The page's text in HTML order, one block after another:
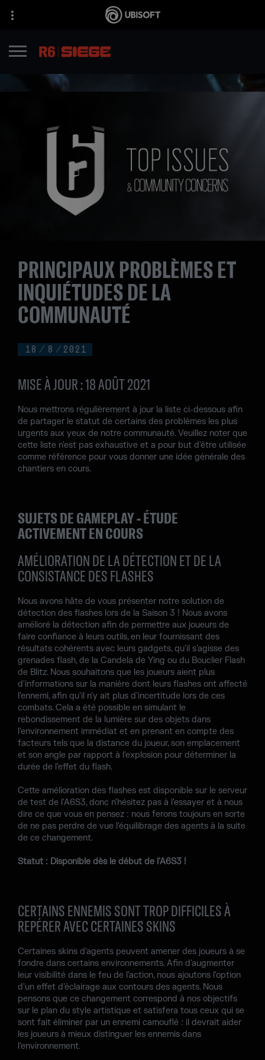
18 / 8 / 2021
PRINCIPAUX PROBLÈMES ET
INQUIÉTUDES DE LA
COMMUNAUTÉ
MISE À JOUR : 18 AOÛT 2021
Nous mettrons régulièrement à jour la liste ci-dessous afin
de partager le statut de certains des problèmes les plus
urgents aux yeux de notre communauté. Veuillez noter que
cette liste n'est pas exhaustive et a pour but d'être utilisée
comme référence pour vous donner une idée générale des
chantiers en cours.
SUJETS DE GAMEPLAY - ÉTUDE
ACTIVEMENT EN COURS
AMÉLIORATION DE LA DÉTECTION ET DE LA
CONSISTANCE DES FLASHES
Nous avons hâte de vous présenter notre solution de
détection des flashes lors de la Saison 3 ! Nous avons
amélioré la détection afin de permettre aux joueurs de
faire confiance à leurs outils, en leur fournissant des
résultats cohérents avec leurs gadgets, qu'il s'agisse des
grenades flash, de la Candela de Ying ou du Bouclier Flash
de Blitz. Nous souhaitons que les joueurs aient plus
d'informations sur la manière dont leurs flashes ont affecté
l'ennemi, afin qu'il n'y ait plus d'incertitude lors de ces
combats. Cela a été possible en simulant le
rebondissement de la lumière sur des objets dans
l'environnement immédiat et en prenant en compte des
facteurs tels que la distance du joueur, son emplacement
et son angle par rapport à l'explosion pour déterminer la
durée de l'effet du flash.
Cette amélioration des flashes est disponible sur le serveur
de test de l'A6S3, donc n'hésitez pas à l'essayer et à nous
dire ce que vous en pensez : nous ferons toujours en sorte
de ne pas perdre de vue l'équilibrage des agents à la suite
de ce changement.
Statut : Disponible dès le début de l'A6S3 !
CERTAINS ENNEMIS SONT TROP DIFFICILES À
REPÉRER AVEC CERTAINES SKINS
Certaines skins d'agents peuvent amener des joueurs à se
fondre dans certains environnements. Afin d'augmenter
leur visibilité dans le feu de l'action, nous ajoutons l'option
d'un effet d'éclairage aux contours des agents. Nous
pensons que ce changement correspond à nos objectifs
sur le plan du style artistique et satisfera tous ceux qui se
sont fait éliminer par un ennemi camouflé : il devrait aider
les joueurs à mieux distinguer les ennemis dans
l'environnement.